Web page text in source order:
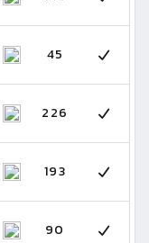
45
226
193
90